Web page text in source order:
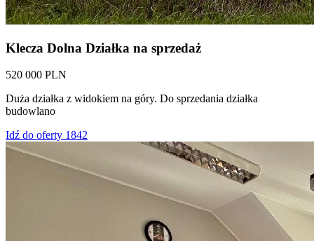
Klecza Dolna Działka na sprzedaż
520 000 PLN
Duża działka z widokiem na góry. Do sprzedania działka
budowlano
Idź do oferty 1842